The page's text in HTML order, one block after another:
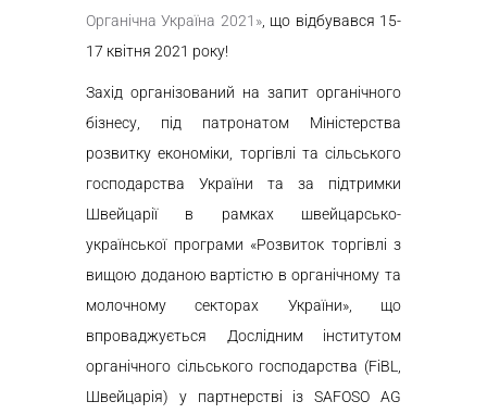
Органічна Україна 2021», що відбувався 15-
17 квітня 2021 року!
Захід організований на запит органічного
бізнесу, під патронатом Міністерства
розвитку економіки, торгівлі та сільського
господарства України та за підтримки
Швейцарії в рамках швейцарсько-
української програми «Розвиток торгівлі з
вищою доданою вартістю в органічному та
молочному секторах України», що
впроваджується Дослідним інститутом
органічного сільського господарства (FiBL,
Швейцарія) у партнерстві із SAFOSO AG